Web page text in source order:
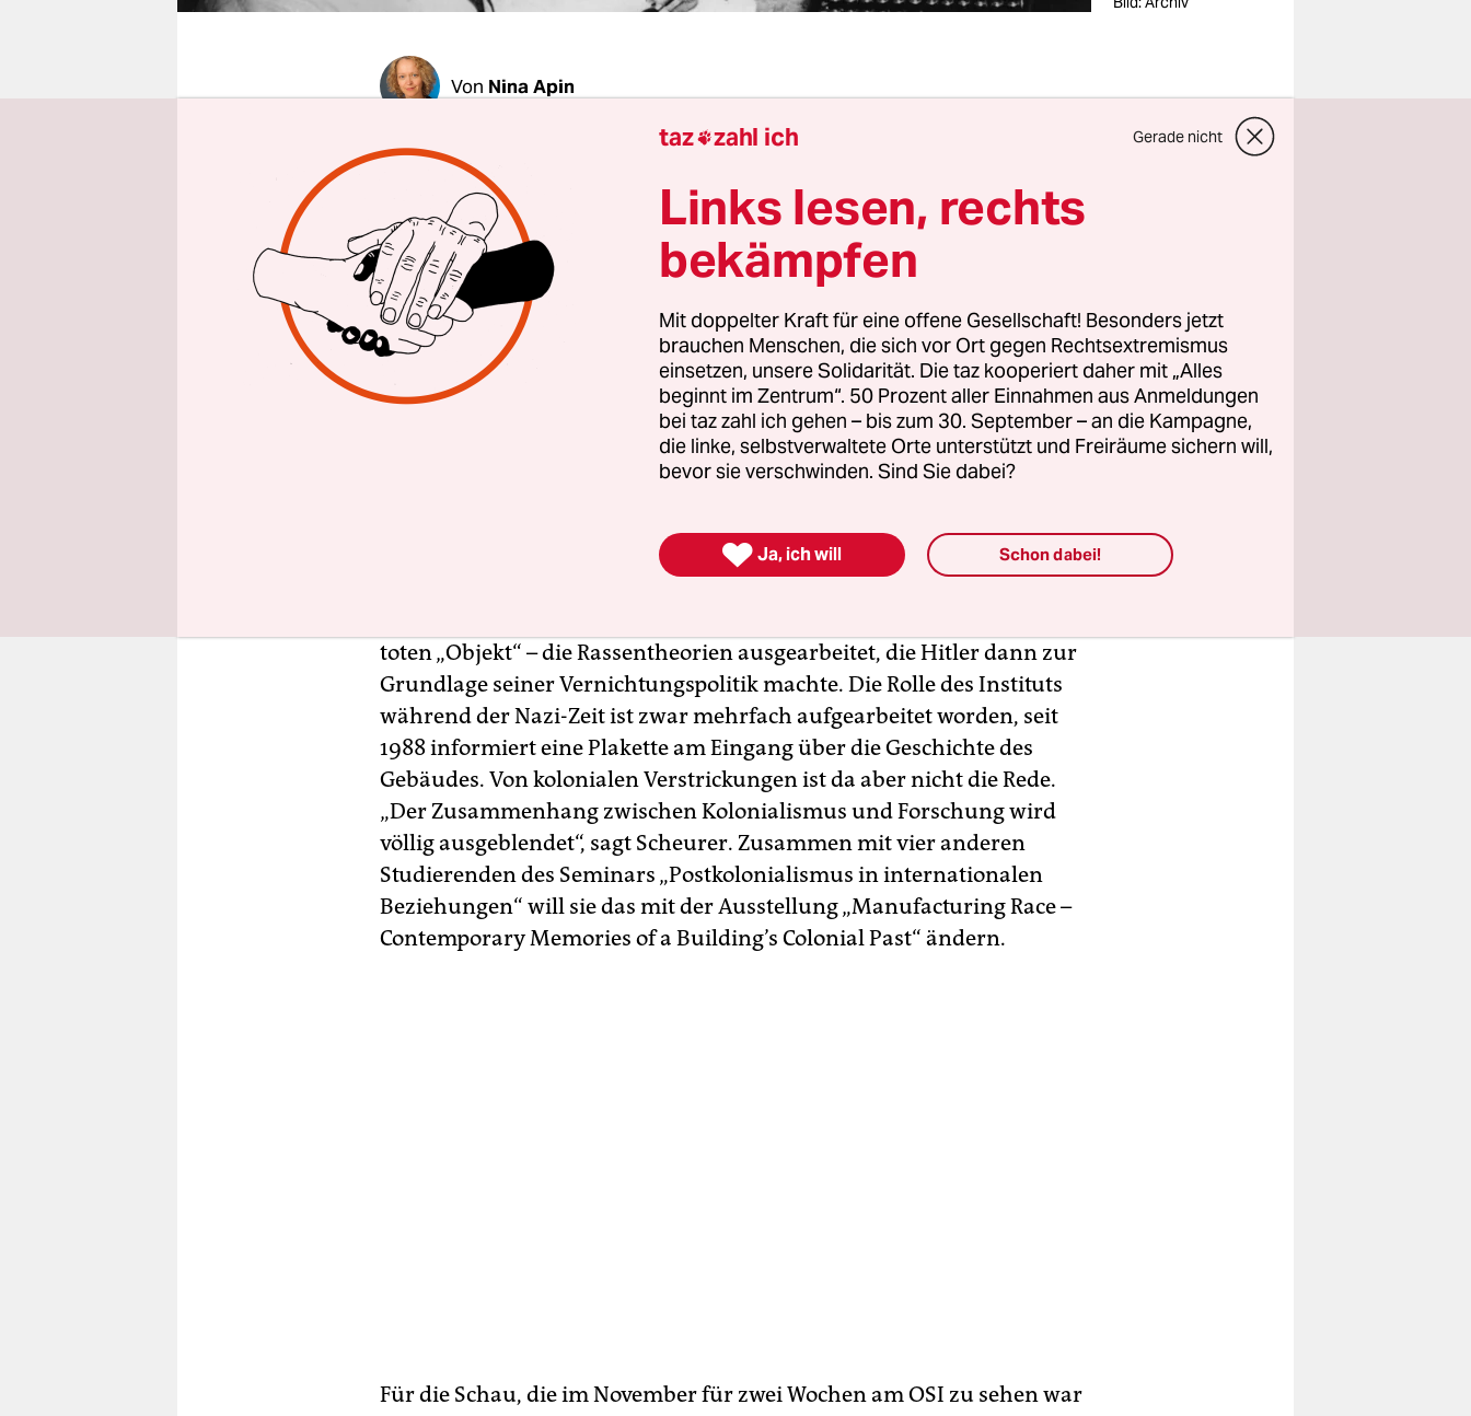
epaper login
Von Nina Apin
Zwei Männer in weißen Laborkitteln, auf dem Tisch vor ihnen
Messaparaturen – und menschliche Schädel. Das Schwarzweiß-Foto,
das Julia Scheurer und Thiago Barbosa gerade in ein schwarzes
Passepartout stecken, zeigt Berliner Wissenschaftler bei der Arbeit.
„Der Herr links“, erklärt Thiago Barbosa, „ist Eugen Fischer, ein
Humangenetiker, der während der Kolonialzeit in Deutsch Süd-West-
Afrika an den sogenannten Rehobother Bastarden" forschte.“ Barbosas
Kommilitonin Scheurer ergänzt: „Seine Rassenforschung führte der
Institutsleiter Fischer durch, wo wir heute studieren. Vor uns hat sich
aber niemand groß dafür interessiert.“
Politikwissenschaft (OSI) der Freien Universität, residierte von 1927 bis
toten „Objekt“ – die Rassentheorien ausgearbeitet, die Hitler dann zur
Grundlage seiner Vernichtungspolitik machte. Die Rolle des Instituts
während der Nazi-Zeit ist zwar mehrfach aufgearbeitet worden, seit
1988 informiert eine Plakette am Eingang über die Geschichte des
Gebäudes. Von kolonialen Verstrickungen ist da aber nicht die Rede.
„Der Zusammenhang zwischen Kolonialismus und Forschung wird
völlig ausgeblendet“, sagt Scheurer. Zusammen mit vier anderen
Studierenden des Seminars „Postkolonialismus in internationalen
Beziehungen“ will sie das mit der Ausstellung „Manufacturing Race –
Contemporary Memories of a Building’s Colonial Past“ ändern.
Für die Schau, die im November für zwei Wochen am OSI zu sehen war
taz zahl ich Gerade nicht
Links lesen, rechts
bekämpfen
Mit doppelter Kraft für eine offene Gesellschaft! Besonders jetzt
brauchen Menschen, die sich vor Ort gegen Rechtsextremismus
einsetzen, unsere Solidarität. Die taz kooperiert daher mit „Alles
beginnt im Zentrum“. 50 Prozent aller Einnahmen aus Anmeldungen
bei taz zahl ich gehen – bis zum 30. September – an die Kampagne,
die linke, selbstverwaltete Orte unterstützt und Freiräume sichern will,
bevor sie verschwinden. Sind Sie dabei?
 Ja, ich will Schon dabei!